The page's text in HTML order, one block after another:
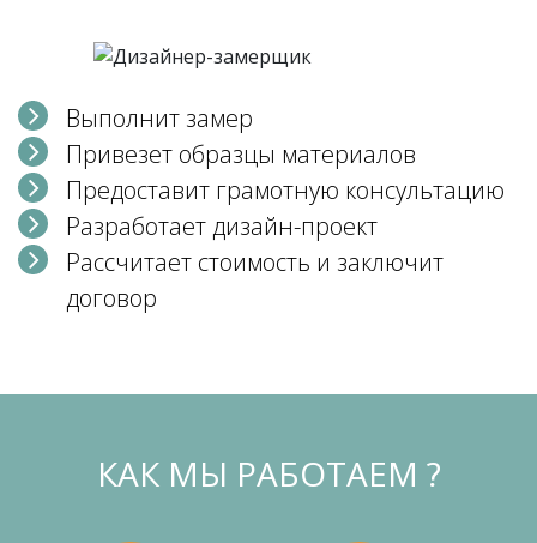
Выполнит замер
Привезет образцы материалов
Предоставит грамотную консультацию
Разработает дизайн-проект
Рассчитает стоимость и заключит
договор
КАК МЫ РАБОТАЕМ ?